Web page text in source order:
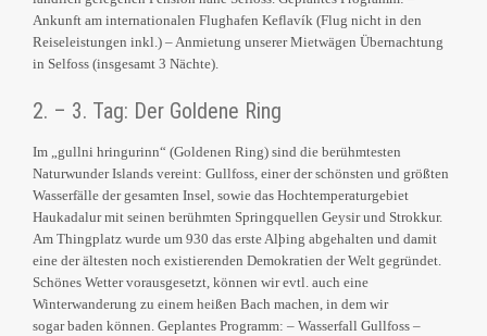
Ankunft am internationalen Flughafen Keflavík (Flug nicht in den
Reiseleistungen inkl.) – Anmietung unserer Mietwägen Übernachtung
in Selfoss (insgesamt 3 Nächte).
2. – 3. Tag: Der Goldene Ring
Im „gullni hringurinn“ (Goldenen Ring) sind die berühmtesten
Naturwunder Islands vereint: Gullfoss, einer der schönsten und größten
Wasserfälle der gesamten Insel, sowie das Hochtemperaturgebiet
Haukadalur mit seinen berühmten Springquellen Geysir und Strokkur.
Am Thingplatz wurde um 930 das erste Alþing abgehalten und damit
eine der ältesten noch existierenden Demokratien der Welt gegründet.
Schönes Wetter vorausgesetzt, können wir evtl. auch eine
Winterwanderung zu einem heißen Bach machen, in dem wir
sogar baden können. Geplantes Programm: – Wasserfall Gullfoss –